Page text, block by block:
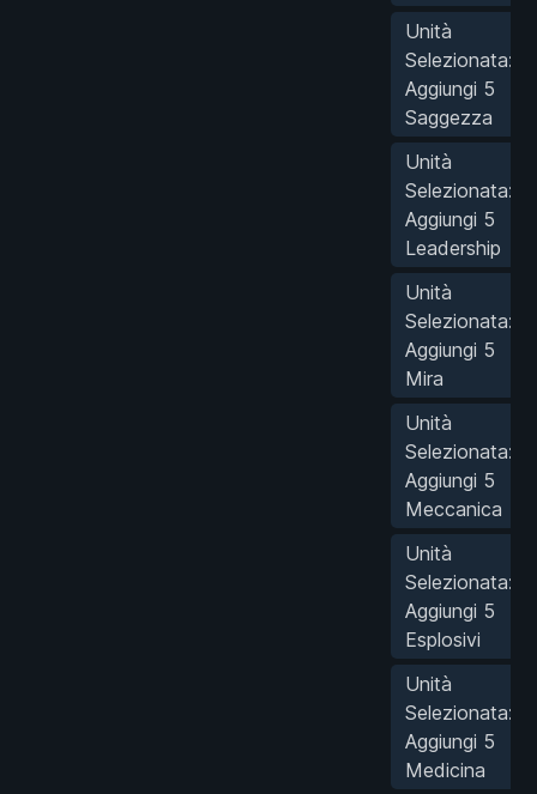
Unità
Selezionata:
Aggiungi 5
Saggezza
Unità
Selezionata:
Aggiungi 5
Leadership
Unità
Selezionata:
Aggiungi 5
Mira
Unità
Selezionata:
Aggiungi 5
Meccanica
Unità
Selezionata:
Aggiungi 5
Esplosivi
Unità
Selezionata:
Aggiungi 5
Medicina